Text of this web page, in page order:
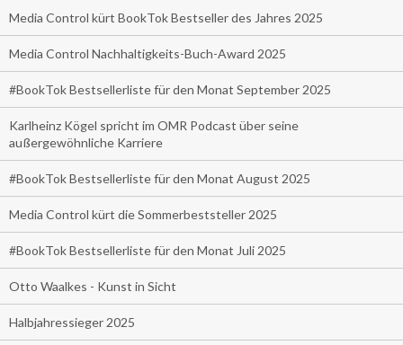
Media Control kürt BookTok Bestseller des Jahres 2025
Media Control Nachhaltigkeits-Buch-Award 2025
#BookTok Bestsellerliste für den Monat September 2025
Karlheinz Kögel spricht im OMR Podcast über seine
außergewöhnliche Karriere
#BookTok Bestsellerliste für den Monat August 2025
Media Control kürt die Sommerbeststeller 2025
#BookTok Bestsellerliste für den Monat Juli 2025
Otto Waalkes - Kunst in Sicht
Halbjahressieger 2025